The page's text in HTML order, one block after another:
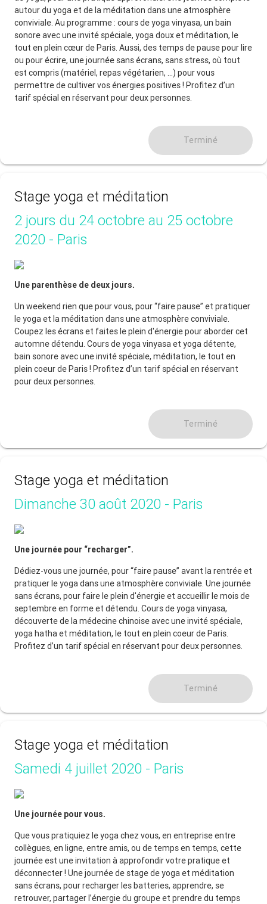
autour du yoga et de la méditation dans une atmosphère
conviviale. Au programme : cours de yoga vinyasa, un bain
sonore avec une invité spéciale, yoga doux et méditation, le
tout en plein cœur de Paris. Aussi, des temps de pause pour lire
ou pour écrire, une journée sans écrans, sans stress, où tout
est compris (matériel, repas végétarien, …) pour vous
permettre de cultiver vos énergies positives ! Profitez d’un
tarif spécial en réservant pour deux personnes.
Terminé
Stage yoga et méditation
2 jours du 24 octobre au 25 octobre
2020 - Paris
Une parenthèse de deux jours.
Un weekend rien que pour vous, pour “faire pause” et pratiquer
le yoga et la méditation dans une atmosphère conviviale.
Coupez les écrans et faites le plein d'énergie pour aborder cet
automne détendu. Cours de yoga vinyasa et yoga détente,
bain sonore avec une invité spéciale, méditation, le tout en
plein coeur de Paris ! Profitez d’un tarif spécial en réservant
pour deux personnes.
Terminé
Stage yoga et méditation
Dimanche 30 août 2020 - Paris
Une journée pour “recharger”.
Dédiez-vous une journée, pour “faire pause” avant la rentrée et
pratiquer le yoga dans une atmosphère conviviale. Une journée
sans écrans, pour faire le plein d'énergie et accueillir le mois de
septembre en forme et détendu. Cours de yoga vinyasa,
découverte de la médecine chinoise avec une invité spéciale,
yoga hatha et méditation, le tout en plein coeur de Paris.
Profitez d’un tarif spécial en réservant pour deux personnes.
Terminé
Stage yoga et méditation
Samedi 4 juillet 2020 - Paris
Une journée pour vous.
Que vous pratiquiez le yoga chez vous, en entreprise entre
collègues, en ligne, entre amis, ou de temps en temps, cette
journée est une invitation à approfondir votre pratique et
déconnecter ! Une journée de stage de yoga et méditation
sans écrans, pour recharger les batteries, apprendre, se
retrouver, partager l’énergie du groupe et prendre du temps